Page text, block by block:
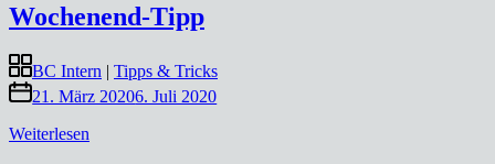
Wochenend-Tipp
BC Intern | Tipps & Tricks
21. März 20206. Juli 2020
Weiterlesen